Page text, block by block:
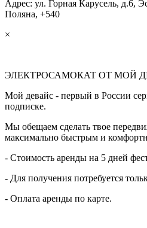
Адрес: ул. Горная Карусель, д.6,
Поляна, +540
×
ЭЛЕКТРОСАМОКАТ ОТ МОЙ
Мой девайс - первый в России
подписке.
Мы обещаем сделать твое
максимально быстрым и
- Стоимость аренды на 5 дней
- Для получения потребуется
- Оплата аренды по карте.